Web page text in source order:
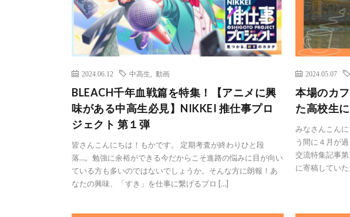
2024.06.12 中高生 動画
BLEACH千年血戦篇を特集！【アニメに興
味がある中高生必見】NIKKEI 推仕事プロ
ジェクト 第１弾
皆さんこんにちは！もかです。 定期考査が終わりひと段
落…。勉強に余裕ができる今だからこそ進路の悩みに目が向い
ている方も多いのではないでしょうか。そんな方に朗報！あ
なたの興味、「すき」を仕事に繋げるプロ […]
2024.05.07
本場のカ
た高校生
みなさんこん
う間に４月が
交流特集記事
に寄稿してい